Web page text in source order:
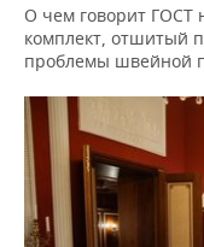
О чем говорит ГОСТ
комплект, отшитый
проблемы швейной